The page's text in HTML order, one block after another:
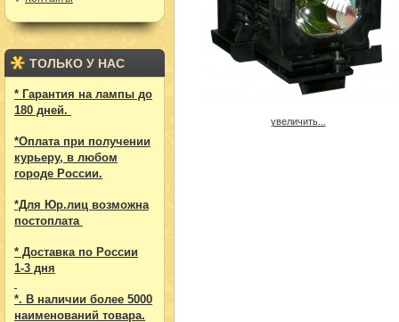
ТОЛЬКО У НАС
* Гарантия на лампы до
180 дней.
*Оплата при получении
курьеру, в любом
городе России.
*Для Юр.лиц возможна
постоплата
* Доставка по России
1-3 дня
*. В наличии более 5000
наименований товара.
увеличить...